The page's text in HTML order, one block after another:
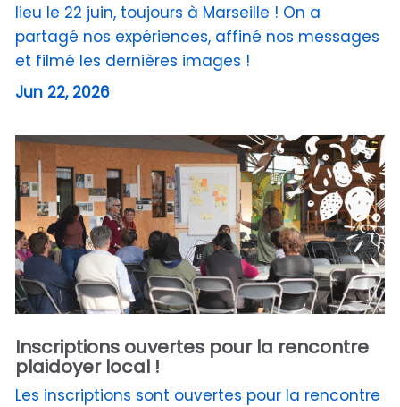
lieu le 22 juin, toujours à Marseille ! On a
partagé nos expériences, affiné nos messages
et filmé les dernières images !
Jun 22, 2026
Inscriptions ouvertes pour la rencontre
plaidoyer local !
Les inscriptions sont ouvertes pour la rencontre